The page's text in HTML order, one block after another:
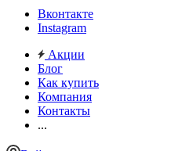
Вконтакте
Instagram
Акции
Блог
Как купить
Компания
Контакты
...